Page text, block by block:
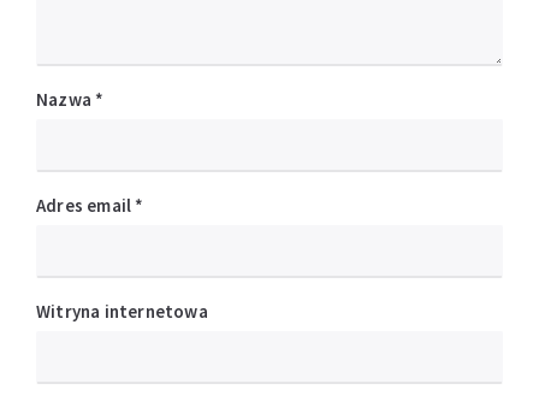
Nazwa *
Adres email *
Witryna internetowa